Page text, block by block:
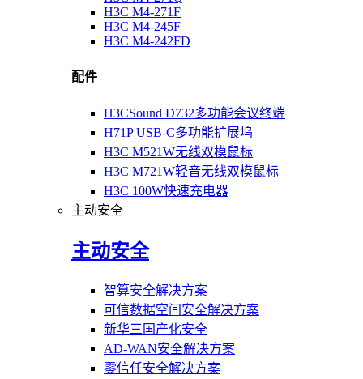
H3C M4-271F
H3C M4-245F
H3C M4-242FD
配件
H3CSound D732多功能会议终端
H71P USB-C多功能扩展坞
H3C M521W无线双模鼠标
H3C M721W轻音无线双模鼠标
H3C 100W快速充电器
主动安全
主动安全
智算安全解决方案
可信数据空间安全解决方案
新华三国产化安全
AD-WAN安全解决方案
零信任安全解决方案